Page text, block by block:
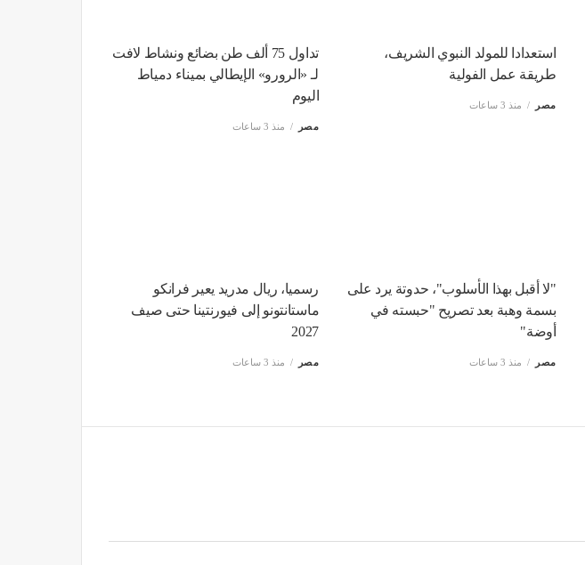
استعدادا للمولد النبوي الشريف،
طريقة عمل الفولية
مصر منذ 3 ساعات
تداول 75 ألف طن بضائع ونشاط لافت
لـ «الرورو» الإيطالي بميناء دمياط
اليوم
مصر منذ 3 ساعات
"لا أقبل بهذا الأسلوب"، حدوتة يرد على
بسمة وهبة بعد تصريح "حبسته في
أوضة"
مصر منذ 3 ساعات
رسميا، ريال مدريد يعير فرانكو
ماستانتونو إلى فيورنتينا حتى صيف
2027
مصر منذ 3 ساعات